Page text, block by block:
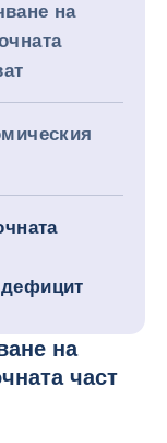
на
на
част